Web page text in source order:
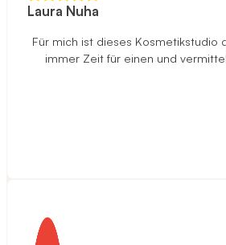
Laura Nuha
Für mich ist dieses Kosmetikstudio
immer Zeit für einen und